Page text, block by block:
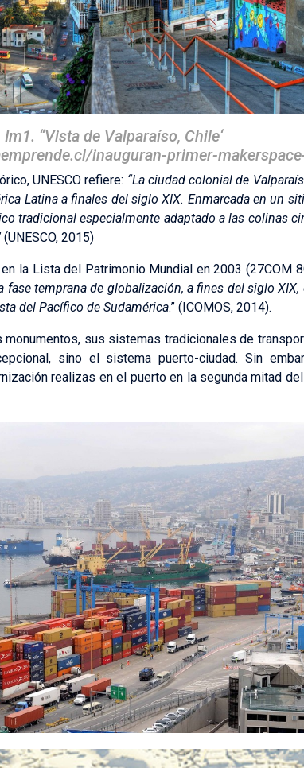
Im1. ‘‘Vista de Valparaíso, Chile‘
inauguran-primer-
UNESCO refiere: “La ciudad colonial de
Latina a finales del siglo XIX. Enmarcada en un
tradicional especialmente adaptado a las colinas
(UNESCO, 2015)
la Lista del Patrimonio Mundial en 2003 (27COM
temprana de globalización, a fines del siglo
del Pacífico de Sudamérica.” (ICOMOS, 2014).
sus sistemas tradicionales de
sino el sistema puerto-ciudad. Sin
realizas en el puerto en la segunda mitad